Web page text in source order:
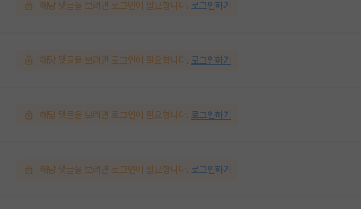
해당 댓글을 보려면 로그인이 필요합니다. 로그인하기
해당 댓글을 보려면 로그인이 필요합니다. 로그인하기
해당 댓글을 보려면 로그인이 필요합니다. 로그인하기
해당 댓글을 보려면 로그인이 필요합니다. 로그인하기